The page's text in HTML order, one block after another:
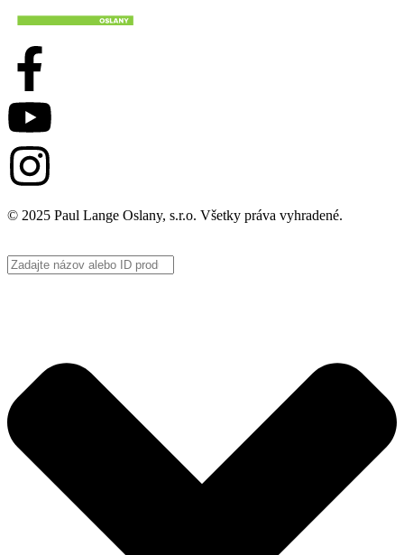
© 2025 Paul Lange Oslany, s.r.o. Všetky práva vyhradené.